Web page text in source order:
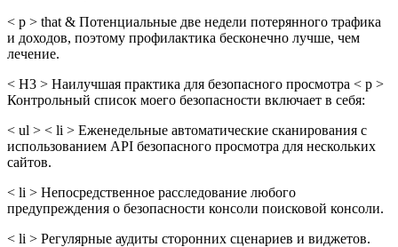
< p > that & Потенциальные две недели потерянного трафика
и доходов, поэтому профилактика бесконечно лучше, чем
лечение.
< H3 > Наилучшая практика для безопасного просмотра < p >
Контрольный список моего безопасности включает в себя:
< ul > < li > Еженедельные автоматические сканирования с
использованием API безопасного просмотра для нескольких
сайтов.
< li > Непосредственное расследование любого
предупреждения о безопасности консоли поисковой консоли.
< li > Регулярные аудиты сторонних сценариев и виджетов.